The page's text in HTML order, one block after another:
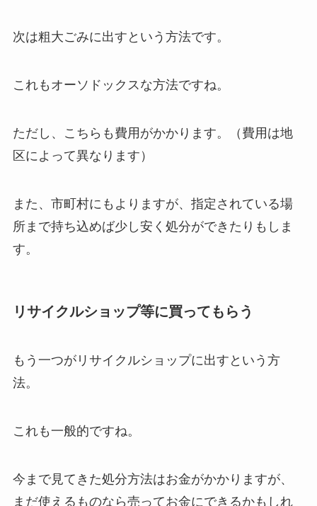
次は粗大ごみに出すという方法です。
これもオーソドックスな方法ですね。
ただし、こちらも費用がかかります。（費用は地
区によって異なります）
また、市町村にもよりますが、指定されている場
所まで持ち込めば少し安く処分ができたりもしま
す。
リサイクルショップ等に買ってもらう
もう一つがリサイクルショップに出すという方
法。
これも一般的ですね。
今まで見てきた処分方法はお金がかかりますが、
まだ使えるものなら売ってお金にできるかもしれ